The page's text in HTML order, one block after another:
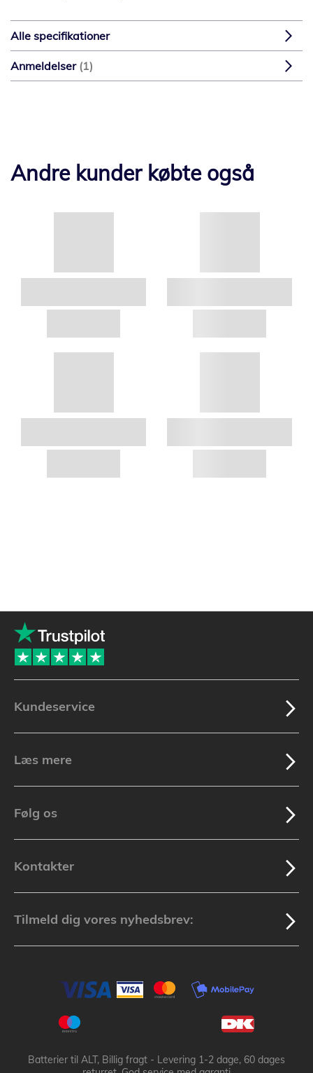
Alle specifikationer
Anmeldelser 1
Andre kunder købte også
Kundeservice
Læs mere
Følg os
Kontakter
Tilmeld dig vores nyhedsbrev:
Batterier til ALT, Billig fragt - Levering 1-2 dage, 60 dages